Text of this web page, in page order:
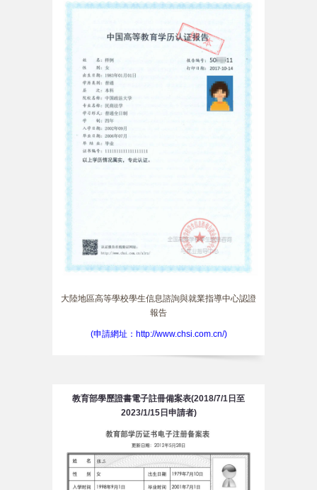
大陸地區高等學校學生信息諮詢與就業指導中心認證
報告
(申請網址：http://www.chsi.com.cn/)
教育部學歷證書電子註冊備案表(2018/7/1日至
2023/1/15日申請者)